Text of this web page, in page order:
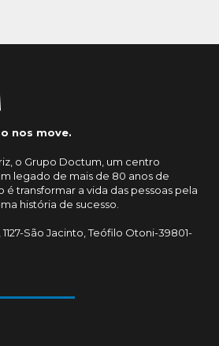
nos move.
o Grupo Doctum, um centro
legado de mais de 80 anos de
é transformar a vida das pessoas pela
história de sucesso.
São Jacinto, Teófilo Otoni-39801-